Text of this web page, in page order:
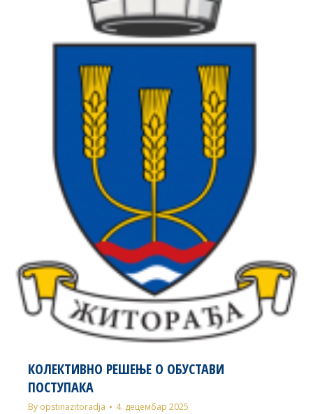
КОЛЕКТИВНО РЕШЕЊЕ О ОБУСТАВИ
ПОСТУПАКА
By opstinazitoradja 4. децембар 2025